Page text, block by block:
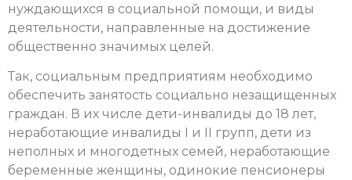
нуждающихся в социальной помощи, и виды
деятельности, направленные на достижение
общественно значимых целей.
Так, социальным предприятиям необходимо
обеспечить занятость социально незащищенных
граждан. В их числе дети-инвалиды до 18 лет,
неработающие инвалиды I и II групп, дети из
неполных и многодетных семей, неработающие
беременные женщины, одинокие пенсионеры